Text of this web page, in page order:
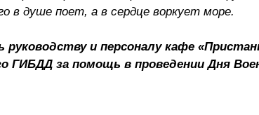
в душе поет, а в сердце воркует море.
и персоналу кафе
за помощь в проведении Дня